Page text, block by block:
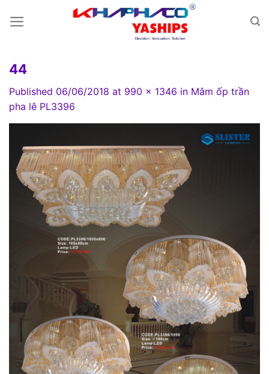
44
Published 06/06/2018 at 990 × 1346 in Mâm ốp trần
pha lê PL3396